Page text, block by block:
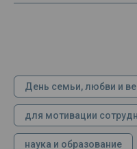
День семьи, любви и
для мотивации
наука и образование